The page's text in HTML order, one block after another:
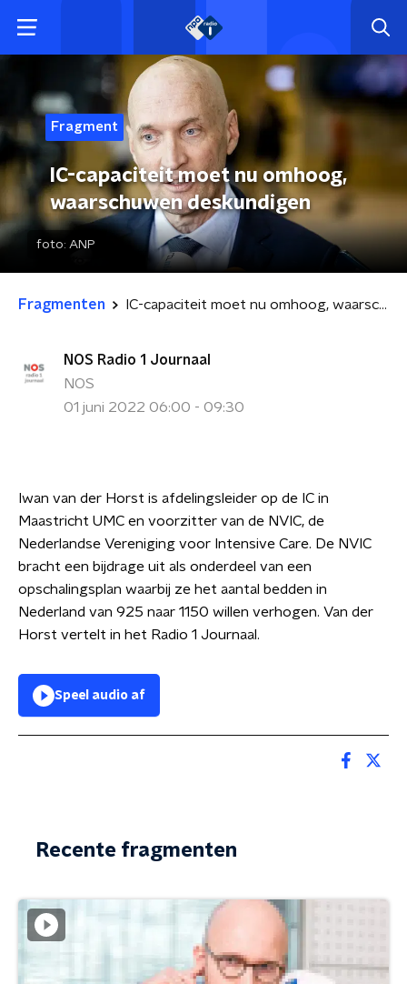
Fragment
IC-capaciteit moet nu omhoog,
waarschuwen deskundigen
foto: ANP
Fragmenten IC-capaciteit moet nu omhoog, waarschuwen deskundigen
NOS Radio 1 Journaal
NOS
01 juni 2022 06:00 - 09:30
Iwan van der Horst is afdelingsleider op de IC in
Maastricht UMC en voorzitter van de NVIC, de
Nederlandse Vereniging voor Intensive Care. De NVIC
bracht een bijdrage uit als onderdeel van een
opschalingsplan waarbij ze het aantal bedden in
Nederland van 925 naar 1150 willen verhogen. Van der
Horst vertelt in het Radio 1 Journaal.
Speel audio af
Recente fragmenten